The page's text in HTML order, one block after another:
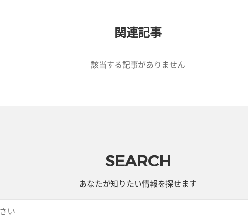
関連記事
該当する記事がありません
SEARCH
あなたが知りたい情報を探せます